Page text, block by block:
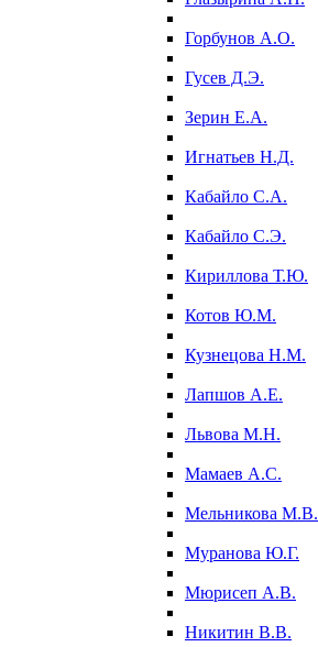
Горбунов А.О.
Гусев Д.Э.
Зерин Е.А.
Игнатьев Н.Д.
Кабайло С.А.
Кабайло С.Э.
Кириллова Т.Ю.
Котов Ю.М.
Кузнецова Н.М.
Лапшов А.Е.
Львова М.Н.
Мамаев А.С.
Мельникова М.В.
Муранова Ю.Г.
Мюрисеп А.В.
Никитин В.В.